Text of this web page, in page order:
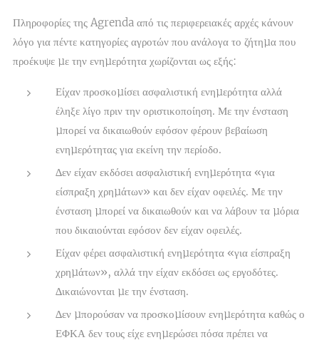
Πληροφορίες της Agrenda από τις περιφερειακές αρχές κάνουν
λόγο για πέντε κατηγορίες αγροτών που ανάλογα το ζήτηµα που
προέκυψε µε την ενηµερότητα χωρίζονται ως εξής:
Είχαν προσκοµίσει ασφαλιστική ενηµερότητα αλλά
έληξε λίγο πριν την οριστικοποίηση. Με την ένσταση
µπορεί να δικαιωθούν εφόσον φέρουν βεβαίωση
ενηµερότητας για εκείνη την περίοδο.
∆εν είχαν εκδόσει ασφαλιστική ενηµερότητα «για
είσπραξη χρηµάτων» και δεν είχαν οφειλές. Με την
ένσταση µπορεί να δικαιωθούν και να λάβουν τα µόρια
που δικαιούνται εφόσον δεν είχαν οφειλές.
Είχαν φέρει ασφαλιστική ενηµερότητα «για είσπραξη
χρηµάτων», αλλά την είχαν εκδόσει ως εργοδότες.
∆ικαιώνονται µε την ένσταση.
∆εν µπορούσαν να προσκοµίσουν ενηµερότητα καθώς ο
ΕΦΚΑ δεν τους είχε ενηµερώσει πόσα πρέπει να